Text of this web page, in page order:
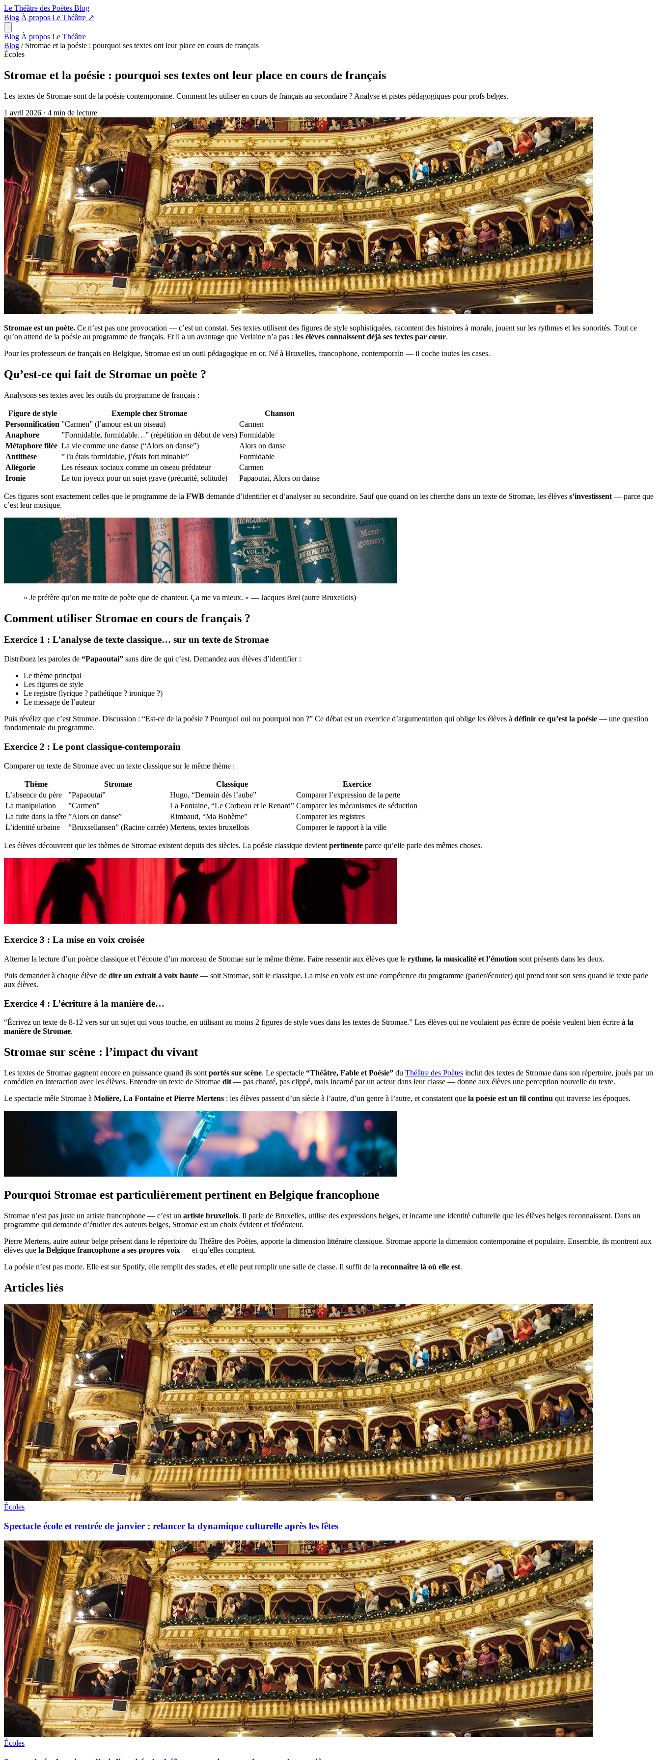
Le Théâtre des Poètes Blog
Blog À propos Le Théâtre ↗
Blog À propos Le Théâtre
Blog / Stromae et la poésie : pourquoi ses textes ont leur place en cours de français
Écoles
Stromae et la poésie : pourquoi ses textes ont leur place en cours de français
Les textes de Stromae sont de la poésie contemporaine. Comment les utiliser en cours de français au secondaire ? Analyse et pistes pédagogiques pour profs belges.
1 avril 2026 · 4 min de lecture
Stromae est un poète. Ce n’est pas une provocation — c’est un constat. Ses textes utilisent des figures de style sophistiquées, racontent des histoires à morale, jouent sur les rythmes et les sonorités. Tout ce
qu’on attend de la poésie au programme de français. Et il a un avantage que Verlaine n’a pas : les élèves connaissent déjà ses textes par cœur.
Pour les professeurs de français en Belgique, Stromae est un outil pédagogique en or. Né à Bruxelles, francophone, contemporain — il coche toutes les cases.
Qu’est-ce qui fait de Stromae un poète ?
Analysons ses textes avec les outils du programme de français :
Figure de style Exemple chez Stromae
Chanson
Personnification ”Carmen” (l’amour est un oiseau)
Carmen
Anaphore
”Formidable, formidable…” (répétition en début de vers) Formidable
Métaphore filée La vie comme une danse (“Alors on danse”)
Alors on danse
Antithèse
”Tu étais formidable, j’étais fort minable”
Formidable
Allégorie
Les réseaux sociaux comme un oiseau prédateur
Carmen
Ironie
Le ton joyeux pour un sujet grave (précarité, solitude) Papaoutai, Alors on danse
Ces figures sont exactement celles que le programme de la FWB demande d’identifier et d’analyser au secondaire. Sauf que quand on les cherche dans un texte de Stromae, les élèves s’investissent — parce que
c’est leur musique.
« Je préfère qu’on me traite de poète que de chanteur. Ça me va mieux. » — Jacques Brel (autre Bruxellois)
Comment utiliser Stromae en cours de français ?
Exercice 1 : L’analyse de texte classique… sur un texte de Stromae
Distribuez les paroles de “Papaoutai” sans dire de qui c’est. Demandez aux élèves d’identifier :
Le thème principal
Les figures de style
Le registre (lyrique ? pathétique ? ironique ?)
Le message de l’auteur
Puis révélez que c’est Stromae. Discussion : “Est-ce de la poésie ? Pourquoi oui ou pourquoi non ?” Ce débat est un exercice d’argumentation qui oblige les élèves à définir ce qu’est la poésie — une question
fondamentale du programme.
Exercice 2 : Le pont classique-contemporain
Comparer un texte de Stromae avec un texte classique sur le même thème :
Thème Stromae Classique
Exercice
L’absence du père
”Papaoutai” Hugo, “Demain dès l’aube”
Comparer l’expression de la perte
La manipulation
”Carmen” La Fontaine, “Le Corbeau et le Renard” Comparer les mécanismes de séduction
La fuite dans la fête ”Alors on danse” Rimbaud, “Ma Bohème”
Comparer les registres
L’identité urbaine
”Bruxsellansen” (Racine carrée) Mertens, textes bruxellois Comparer le rapport à la ville
Les élèves découvrent que les thèmes de Stromae existent depuis des siècles. La poésie classique devient pertinente parce qu’elle parle des mêmes choses.
Exercice 3 : La mise en voix croisée
Alterner la lecture d’un poème classique et l’écoute d’un morceau de Stromae sur le même thème. Faire ressentir aux élèves que le rythme, la musicalité et l’émotion sont présents dans les deux.
Puis demander à chaque élève de dire un extrait à voix haute — soit Stromae, soit le classique. La mise en voix est une compétence du programme (parler/écouter) qui prend tout son sens quand le texte parle
aux élèves.
Exercice 4 : L’écriture à la manière de…
“Écrivez un texte de 8-12 vers sur un sujet qui vous touche, en utilisant au moins 2 figures de style vues dans les textes de Stromae.” Les élèves qui ne voulaient pas écrire de poésie veulent bien écrire à la
manière de Stromae.
Stromae sur scène : l’impact du vivant
Les textes de Stromae gagnent encore en puissance quand ils sont portés sur scène. Le spectacle “Théâtre, Fable et Poésie” du Théâtre des Poètes inclut des textes de Stromae dans son répertoire, joués par un
comédien en interaction avec les élèves. Entendre un texte de Stromae dit — pas chanté, pas clippé, mais incarné par un acteur dans leur classe — donne aux élèves une perception nouvelle du texte.
Le spectacle mêle Stromae à Molière, La Fontaine et Pierre Mertens : les élèves passent d’un siècle à l’autre, d’un genre à l’autre, et constatent que la poésie est un fil continu qui traverse les époques.
Pourquoi Stromae est particulièrement pertinent en Belgique francophone
Stromae n’est pas juste un artiste francophone — c’est un artiste bruxellois. Il parle de Bruxelles, utilise des expressions belges, et incarne une identité culturelle que les élèves belges reconnaissent. Dans un
programme qui demande d’étudier des auteurs belges, Stromae est un choix évident et fédérateur.
Pierre Mertens, autre auteur belge présent dans le répertoire du Théâtre des Poètes, apporte la dimension littéraire classique. Stromae apporte la dimension contemporaine et populaire. Ensemble, ils montrent aux
élèves que la Belgique francophone a ses propres voix — et qu’elles comptent.
La poésie n’est pas morte. Elle est sur Spotify, elle remplit des stades, et elle peut remplir une salle de classe. Il suffit de la reconnaître là où elle est.
Articles liés
Écoles
Spectacle école et rentrée de janvier : relancer la dynamique culturelle après les fêtes
Écoles